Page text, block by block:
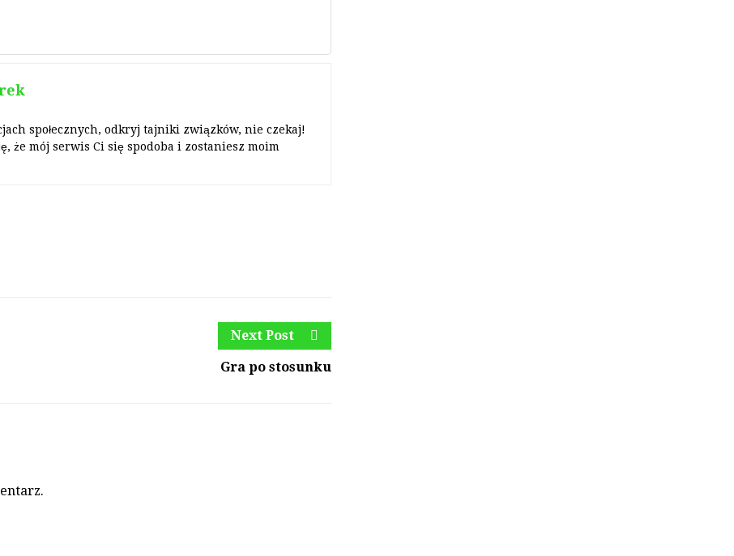
społecznych, odkryj tajniki związków, nie czekaj!
że mój serwis Ci się spodoba i zostaniesz moim
Next Post
Gra po stosunku